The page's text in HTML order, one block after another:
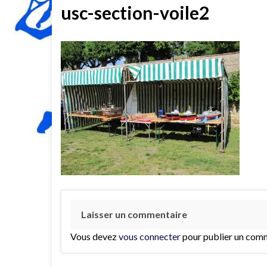
usc-section-voile2
Laisser un commentaire
Vous devezvous connecterpour publier un